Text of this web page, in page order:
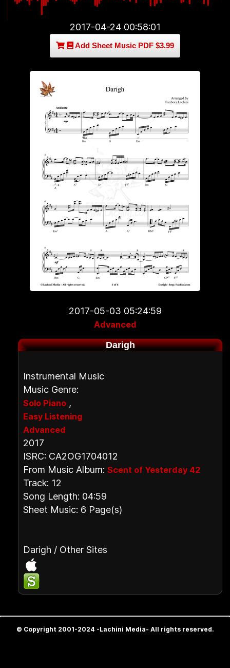
2017-04-24 00:58:01
Add Sheet Music PDF $3.99
2017-05-03 05:24:59
Advanced
Darigh
Instrumental Music
Music Genre:
Solo Piano ,
Easy Listening
Advanced
2017
ISRC: CA2OG1704012
From Music Album: Scent of Yesterday 42
Track: 12
Song Length: 04:59
Sheet Music: 6 Page(s)
Darigh / Other Sites
© Copyright 2001-2024 -Lachini Media- All rights reserved.